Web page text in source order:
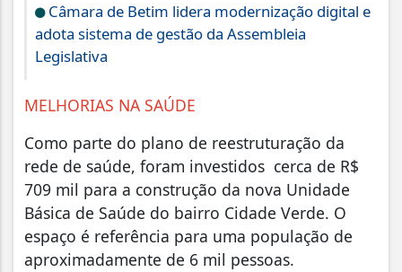
Câmara de Betim lidera modernização digital e
adota sistema de gestão da Assembleia
Legislativa
MELHORIAS NA SAÚDE
Como parte do plano de reestruturação da
rede de saúde, foram investidos cerca de R$
709 mil para a construção da nova Unidade
Básica de Saúde do bairro Cidade Verde. O
espaço é referência para uma população de
aproximadamente de 6 mil pessoas.